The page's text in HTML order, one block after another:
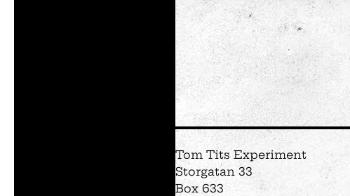
Vem är du på Tom Tits?
Föräldralediga
Forskaren
Kreatören
Den fartfyllda
Den kluriga
Tom Tits Experiment
Storgatan 33
Box 633